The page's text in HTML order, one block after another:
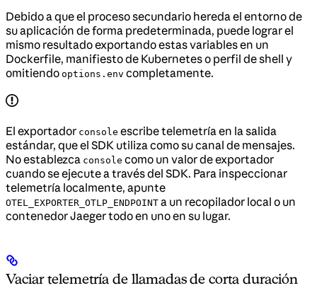
Debido a que el proceso secundario hereda el entorno de
su aplicación de forma predeterminada, puede lograr el
mismo resultado exportando estas variables en un
Dockerfile, manifiesto de Kubernetes o perfil de shell y
omitiendo options.env completamente.
El exportador console escribe telemetría en la salida
estándar, que el SDK utiliza como su canal de mensajes.
No establezca console como un valor de exportador
cuando se ejecute a través del SDK. Para inspeccionar
telemetría localmente, apunte
OTEL_EXPORTER_OTLP_ENDPOINT a un recopilador local o un
contenedor Jaeger todo en uno en su lugar.
Vaciar telemetría de llamadas de corta duración